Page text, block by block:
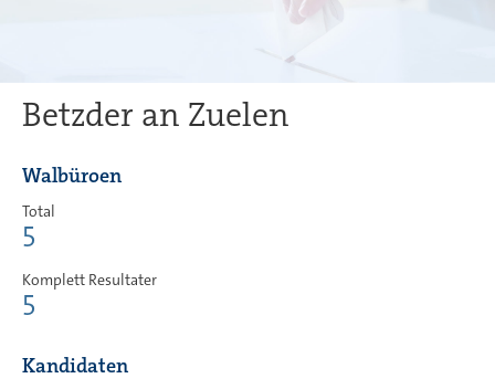
Betzder an Zuelen
Walbüroen
Total
5
Komplett Resultater
5
Kandidaten